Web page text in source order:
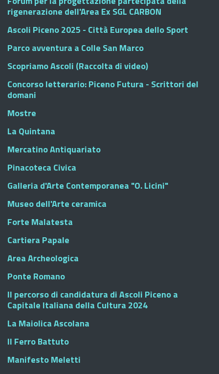
rigenerazione dell'Area Ex SGL CARBON
Ascoli Piceno 2025 - Città Europea dello Sport
Parco avventura a Colle San Marco
Scopriamo Ascoli (Raccolta di video)
Concorso letterario: Piceno Futura - Scrittori del
domani
Mostre
La Quintana
Mercatino Antiquariato
Pinacoteca Civica
Galleria d'Arte Contemporanea "O. Licini"
Museo dell'Arte ceramica
Forte Malatesta
Cartiera Papale
Area Archeologica
Ponte Romano
Il percorso di candidatura di Ascoli Piceno a
Capitale Italiana della Cultura 2024
La Maiolica Ascolana
Il Ferro Battuto
Manifesto Meletti